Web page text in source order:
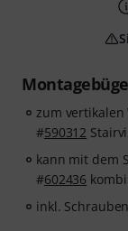
zum vertikalen
#590312
kann mit dem
#602436
inkl. Schrauben